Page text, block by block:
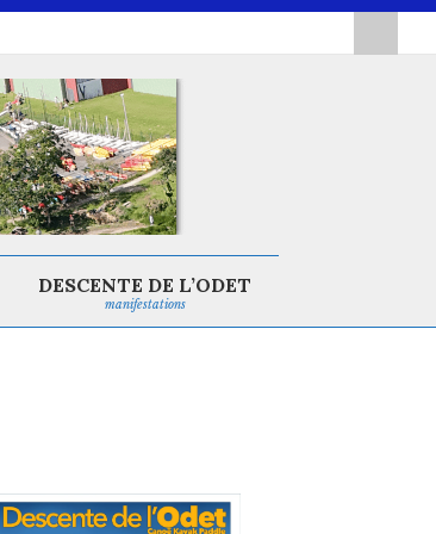
manifestations
DESCENTE DE L’ODET